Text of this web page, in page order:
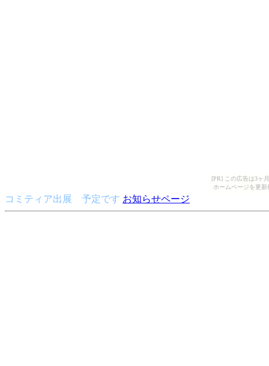
[PR] この広告は3ヶ
ホームページを更
コミティア出展 予定です お知らせページ